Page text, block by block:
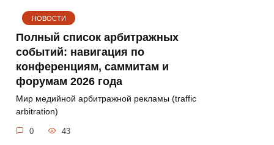
НОВОСТИ
Полный список арбитражных
событий: навигация по
конференциям, саммитам и
форумам 2026 года
Мир медийной арбитражной рекламы (traffic
arbitration)
0 43